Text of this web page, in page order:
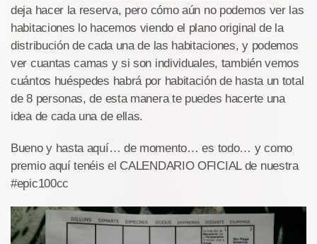
deja hacer la reserva, pero cómo aún no podemos ver las
habitaciones lo hacemos viendo el plano original de la
distribución de cada una de las habitaciones, y podemos
ver cuantas camas y si son individuales, también vemos
cuántos huéspedes habrá por habitación de hasta un total
de 8 personas, de esta manera te puedes hacerte una
idea de cada una de ellas.
Bueno y hasta aquí… de momento… es todo… y como
premio aquí tenéis el CALENDARIO OFICIAL de nuestra
#epic100cc